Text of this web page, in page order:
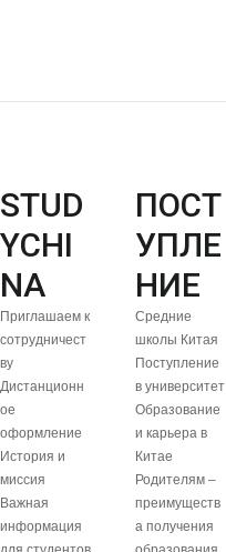
STUD
YCHI
NA
Приглашаем к
сотрудничест
ву
Дистанционн
ое
оформление
История и
миссия
Важная
информация
ПОСТ
УПЛЕ
НИЕ
Средние
школы Китая
Поступление
в университет
Образование
и карьера в
Китае
Родителям –
преимуществ
а получения